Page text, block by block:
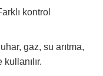
kontrol
gaz, su arıtma,